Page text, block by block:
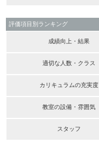
評価項目別ランキング
成績向上・結果
適切な人数・クラス
カリキュラムの充実度
教室の設備・雰囲気
スタッフ